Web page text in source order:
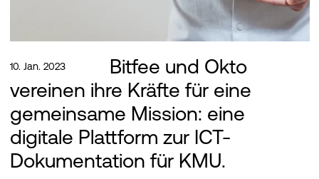
10. Jan. 2023
Bitfee und Okto
vereinen ihre Kräfte für eine
gemeinsame Mission: eine
digitale Plattform zur ICT-
Dokumentation für KMU.